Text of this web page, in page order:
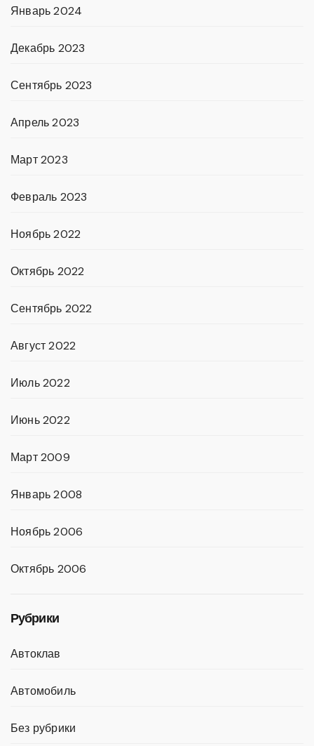
Январь 2024
Декабрь 2023
Сентябрь 2023
Апрель 2023
Март 2023
Февраль 2023
Ноябрь 2022
Октябрь 2022
Сентябрь 2022
Август 2022
Июль 2022
Июнь 2022
Март 2009
Январь 2008
Ноябрь 2006
Октябрь 2006
Рубрики
Автоклав
Автомобиль
Без рубрики